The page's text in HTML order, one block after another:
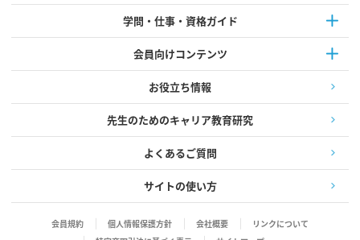
学問・仕事・資格ガイド
会員向けコンテンツ
お役立ち情報
先生のためのキャリア教育研究
よくあるご質問
サイトの使い方
会員規約 個人情報保護方針 会社概要
リンクについて